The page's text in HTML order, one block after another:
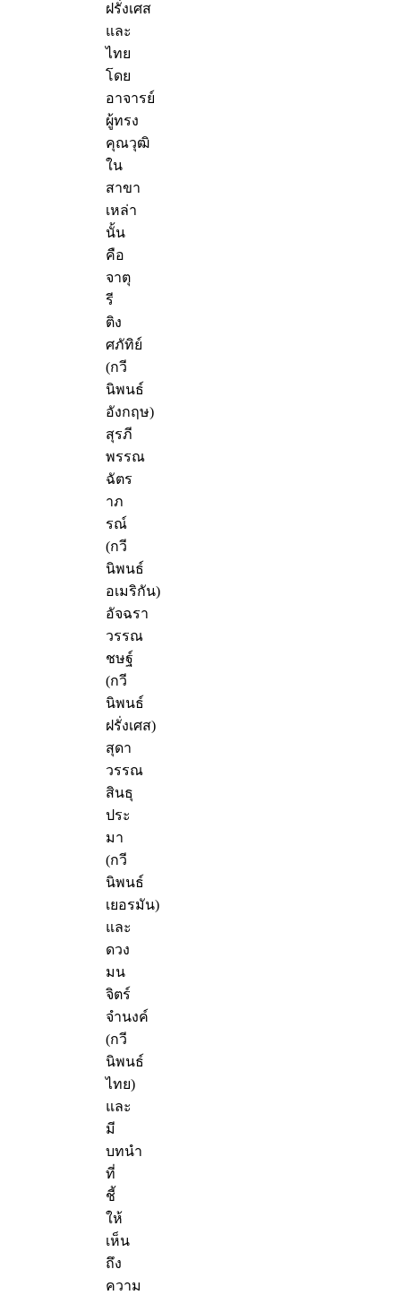
ฝรั่งเศส
และ
ไทย
โดย
อาจารย์
ผู้ทรง
คุณวุฒิ
ใน
สาขา
เหล่า
นั้น
คือ
จาตุ
รี
ติง
ศภัทิย์
(กวี
นิพนธ์
อังกฤษ)
สุรภี
พรรณ
ฉัตร
าภ
รณ์
(กวี
นิพนธ์
อเมริกัน)
อัจฉรา
วรรณ
ชษฐ์
(กวี
นิพนธ์
ฝรั่งเศส)
สุดา
วรรณ
สินธุ
ประ
มา
(กวี
นิพนธ์
เยอรมัน)
และ
ดวง
มน
จิตร์
จำนงค์
(กวี
นิพนธ์
ไทย)
และ
มี
บทนำ
ที่
ชี้
ให้
เห็น
ถึง
ความ